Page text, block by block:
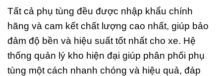
Tất cả phụ tùng đều được nhập khẩu chính
hãng và cam kết chất lượng cao nhất, giúp bảo
đảm độ bền và hiệu suất tốt nhất cho xe. Hệ
thống quản lý kho hiện đại giúp phân phối phụ
tùng một cách nhanh chóng và hiệu quả, đáp